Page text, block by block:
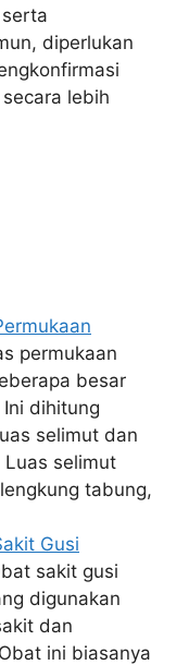
diperlukan
lebih
permukaan
besar
dihitung
selimut dan
selimut
tabung,
Gusi
sakit gusi
digunakan
dan
ini biasanya